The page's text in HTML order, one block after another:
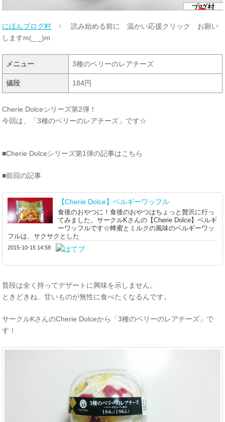
にほんブログ村 ↑ 読み始める前に 温かい応援クリック お願い
しますm(_ _)m
メニュー 3種のベリーのレアチーズ
値段 184円
Cherie Dolceシリーズ第2弾！
今回は、「3種のベリーのレアチーズ」です☆
■Cherie Dolceシリーズ第1弾の記事はこちら
■前回の記事
【Cherie Dolce】ベルギーワッフル
食後のおやつに！食後のおやつはちょっと贅沢に行っ
てみました。サークルKさんの【Cherie Dolce】ベルギ
ーワッフルです☆蜂蜜とミルクの風味のベルギーワッ
フルは、サクサクとした
2015-10-15 14:58
普段は全く持ってデザートに興味を示しません。
ときどきね、甘いものが無性に食べたくなるんです。
サークルKさんのCherie Dolceから「3種のベリーのレアチーズ」で
す！